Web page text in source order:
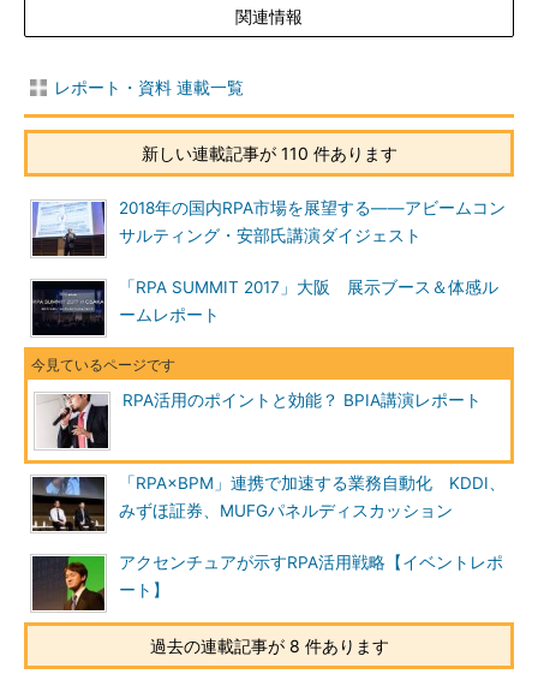
関連情報
レポート・資料 連載一覧
新しい連載記事が 110 件あります
2018年の国内RPA市場を展望する――アビームコン
サルティング・安部氏講演ダイジェスト
「RPA SUMMIT 2017」大阪 展示ブース＆体感ル
ームレポート
RPA活用のポイントと効能？ BPIA講演レポート
「RPA×BPM」連携で加速する業務自動化 KDDI、
みずほ証券、MUFGパネルディスカッション
アクセンチュアが示すRPA活用戦略【イベントレポ
ート】
過去の連載記事が 8 件あります